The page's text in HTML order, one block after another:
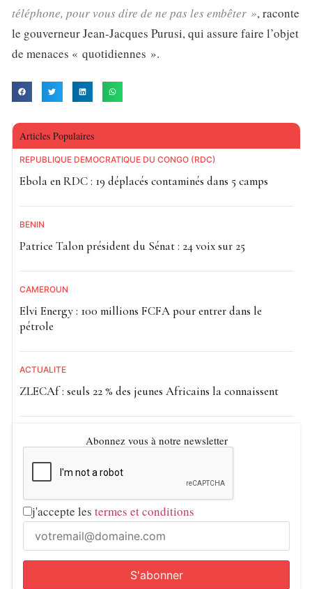
téléphone, pour vous dire de ne pas les embêter », raconte
le gouverneur Jean-Jacques Purusi, qui assure faire l’objet
de menaces « quotidiennes ».
Articles Populaires
RÉPUBLIQUE DÉMOCRATIQUE DU CONGO (RDC)
Ebola en RDC : 19 déplacés contaminés dans 5 camps
BÉNIN
Patrice Talon président du Sénat : 24 voix sur 25
CAMEROUN
Elvi Energy : 100 millions FCFA pour entrer dans le
pétrole
ACTUALITE
ZLECAf : seuls 22 % des jeunes Africains la connaissent
Abonnez vous à notre newsletter
j'accepte les termes et conditions